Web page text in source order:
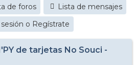
de foros
Lista de mensajes
sesión o Regístrate
de tarjetas No Souci -